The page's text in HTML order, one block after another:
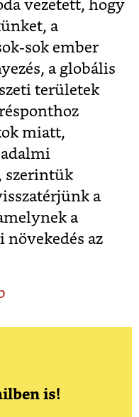
vezetett, hogy
a
sok ember
a globális
területek
miatt,
szerintük
a
a
növekedés az
is!